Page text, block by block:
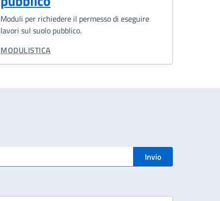
Moduli per richiedere il permesso di eseguire
lavori sul suolo pubblico.
CATEGORIA CORRELATA:
MODULISTICA
Invio